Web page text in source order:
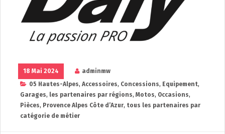
18 Mai 2024
adminmw
05 Hautes-Alpes, Accessoires, Concessions, Equipement,
Garages, les partenaires par régions, Motos, Occasions,
Pièces, Provence Alpes Côte d’Azur, tous les partenaires par
catégorie de métier